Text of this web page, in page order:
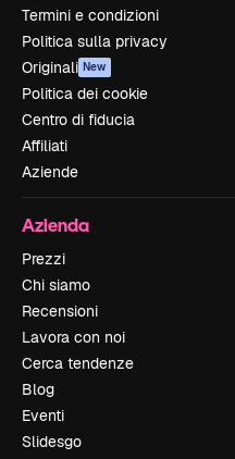
Termini e condizioni
Politica sulla privacy
Originali New
Politica dei cookie
Centro di fiducia
Affiliati
Aziende
Azienda
Prezzi
Chi siamo
Recensioni
Lavora con noi
Cerca tendenze
Blog
Eventi
Slidesgo